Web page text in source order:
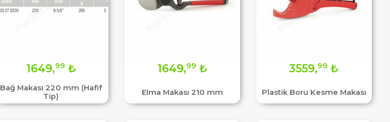
Bağ Makası 220 mm (Hafif
Tip)
1649,99 ₺
Elma Makası 210 mm
1649,99 ₺
Plastik Boru Kesme Makası
3559,99 ₺